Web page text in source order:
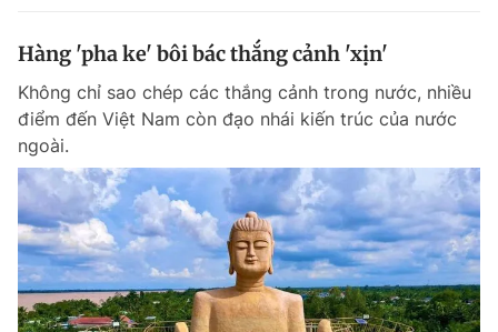
Hàng 'pha ke' bôi bác thắng cảnh 'xịn'
Không chỉ sao chép các thắng cảnh trong nước, nhiều
điểm đến Việt Nam còn đạo nhái kiến trúc của nước
ngoài.